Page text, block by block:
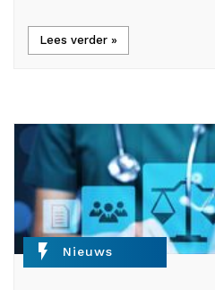
Lees verder »
flash_on Nieuws